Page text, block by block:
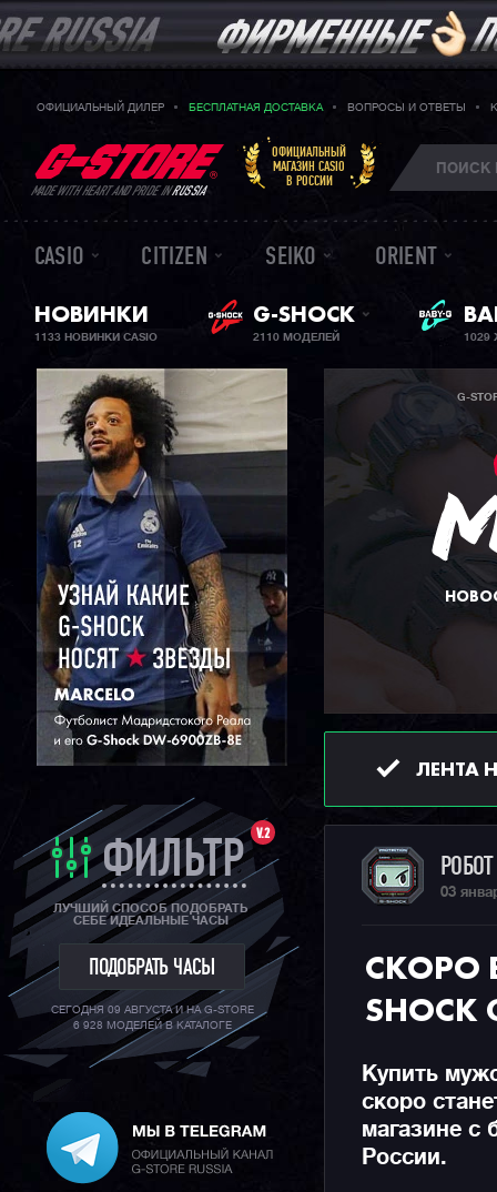
ОФИЦИАЛЬНЫЙ ДИЛЕР БЕСПЛАТНАЯ ДОСТАВКА ВОПРОСЫ И ОТВЕТЫ
MADE WITH HEART AND PRIDE INRUSSIA
ОФИЦИАЛЬНЫЙ
МАГАЗИН CASIO
В РОССИИ
CASIO CITIZEN SEIKO ORIENT
НОВИНКИ
1133 НОВИНКИ CASIO
G-SHOCK
2110 МОДЕЛЕЙ 1029
V.2
ФИЛЬТР
ЛУЧШИЙ СПОСОБ ПОДОБРАТЬ
СЕБЕ ИДЕАЛЬНЫЕ ЧАСЫ
ПОДОБРАТЬ ЧАСЫ
СЕГОДНЯ 09 АВГУСТА И НА G-STORE
6 928 МОДЕЛЕЙ В КАТАЛОГЕ
G-
ЛЕНТА
03
СКОРО
SHOCK
Купить
скоро
магазине с
России.